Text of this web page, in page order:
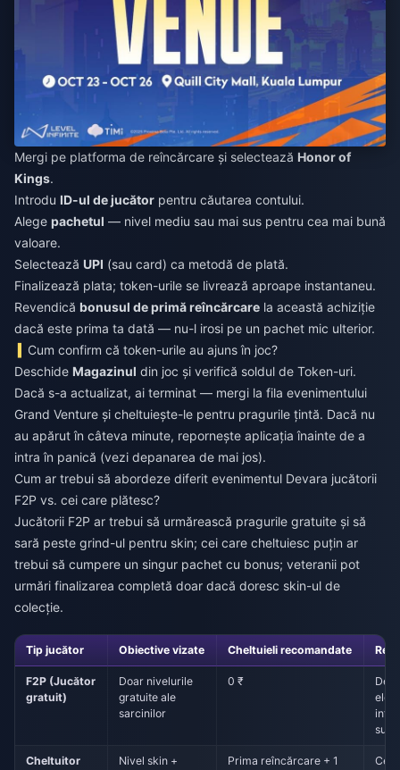
Mergi pe platforma de reîncărcare și selectează Honor of
Kings.
Introdu ID-ul de jucător pentru căutarea contului.
Alege pachetul — nivel mediu sau mai sus pentru cea mai bună
valoare.
Selectează UPI (sau card) ca metodă de plată.
Finalizează plata; token-urile se livrează aproape instantaneu.
Revendică bonusul de primă reîncărcare la această achiziție
dacă este prima ta dată — nu-l irosi pe un pachet mic ulterior.
Cum confirm că token-urile au ajuns în joc?
Deschide Magazinul din joc și verifică soldul de Token-uri.
Dacă s-a actualizat, ai terminat — mergi la fila evenimentului
Grand Venture și cheltuiește-le pentru pragurile țintă. Dacă nu
au apărut în câteva minute, repornește aplicația înainte de a
intra în panică (vezi depanarea de mai jos).
Cum ar trebui să abordeze diferit evenimentul Devara jucătorii
F2P vs. cei care plătesc?
Jucătorii F2P ar trebui să urmărească pragurile gratuite și să
sară peste grind-ul pentru skin; cei care cheltuiesc puțin ar
trebui să cumpere un singur pachet cu bonus; veteranii pot
urmări finalizarea completă doar dacă doresc skin-ul de
colecție.
Tip jucător Obiective vizate Cheltuieli recomandate
F2P (Jucător
gratuit)
Doar nivelurile
gratuite ale
sarcinilor
0 ₹
sub
Cheltuitor
Nivel skin +
Prima reîncărcare + 1